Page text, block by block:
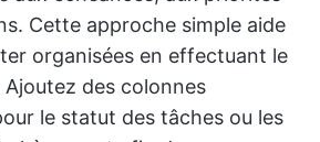
Cette approche simple aide
organisées en effectuant le
des colonnes
le statut des tâches ou les